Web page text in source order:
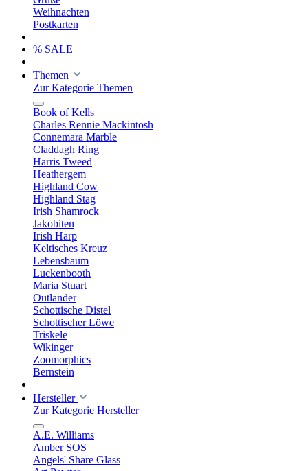
Weihnachten
Postkarten
% SALE
Themen
Zur Kategorie Themen
Book of Kells
Charles Rennie Mackintosh
Connemara Marble
Claddagh Ring
Harris Tweed
Heathergem
Highland Cow
Highland Stag
Irish Shamrock
Jakobiten
Irish Harp
Keltisches Kreuz
Lebensbaum
Luckenbooth
Maria Stuart
Outlander
Schottische Distel
Schottischer Löwe
Triskele
Wikinger
Zoomorphics
Bernstein
Hersteller
Zur Kategorie Hersteller
A.E. Williams
Amber SOS
Angels' Share Glass